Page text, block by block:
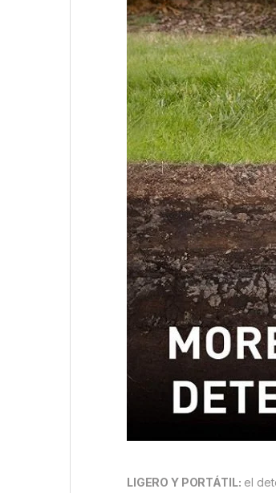
LIGERO Y PORTÁTIL: el